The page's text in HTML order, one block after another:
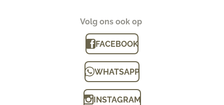
Volg ons ook op
FACEBOOK
WHATSAPP
INSTAGRAM